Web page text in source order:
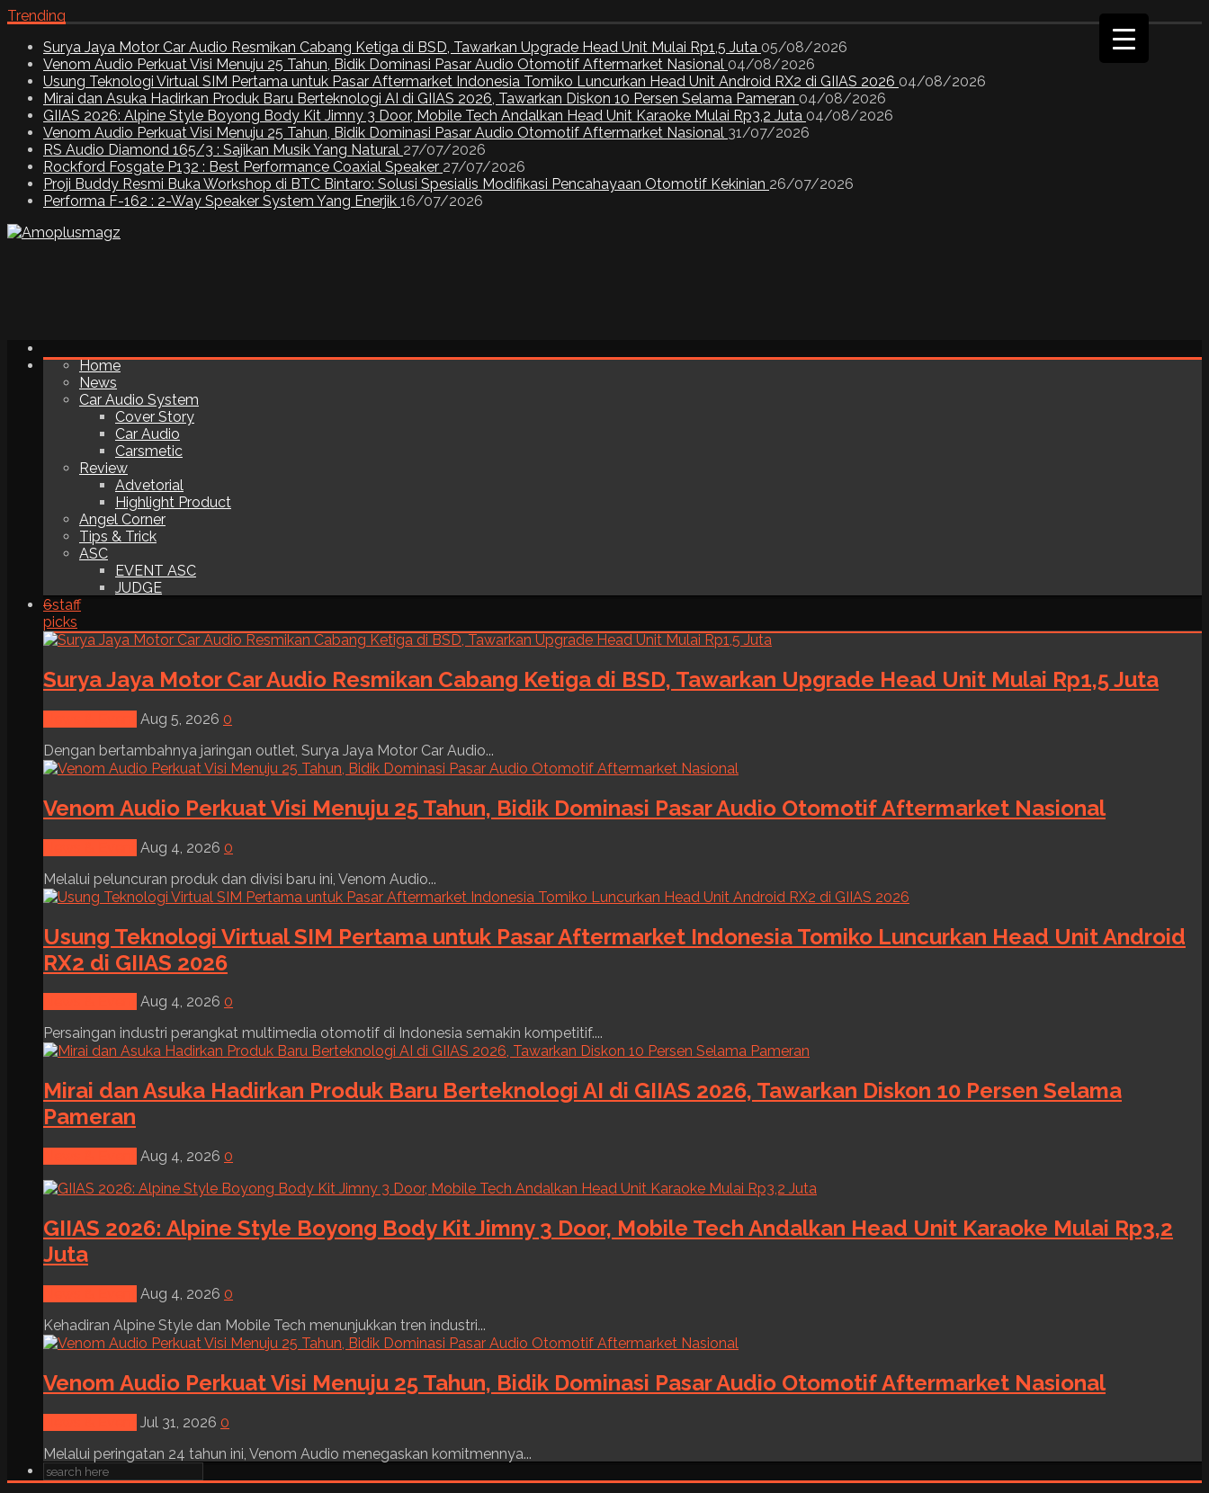
Trending
Surya Jaya Motor Car Audio Resmikan Cabang Ketiga di BSD, Tawarkan Upgrade Head Unit Mulai Rp1,5 Juta 05/08/2026
Venom Audio Perkuat Visi Menuju 25 Tahun, Bidik Dominasi Pasar Audio Otomotif Aftermarket Nasional 04/08/2026
Usung Teknologi Virtual SIM Pertama untuk Pasar Aftermarket Indonesia Tomiko Luncurkan Head Unit Android RX2 di GIIAS 2026 04/08/2026
Mirai dan Asuka Hadirkan Produk Baru Berteknologi AI di GIIAS 2026, Tawarkan Diskon 10 Persen Selama Pameran 04/08/2026
GIIAS 2026: Alpine Style Boyong Body Kit Jimny 3 Door, Mobile Tech Andalkan Head Unit Karaoke Mulai Rp3,2 Juta 04/08/2026
Venom Audio Perkuat Visi Menuju 25 Tahun, Bidik Dominasi Pasar Audio Otomotif Aftermarket Nasional 31/07/2026
RS Audio Diamond 165/3 : Sajikan Musik Yang Natural 27/07/2026
Rockford Fosgate P132 : Best Performance Coaxial Speaker 27/07/2026
Proji Buddy Resmi Buka Workshop di BTC Bintaro: Solusi Spesialis Modifikasi Pencahayaan Otomotif Kekinian 26/07/2026
Performa F-162 : 2-Way Speaker System Yang Enerjik 16/07/2026
Home
News
Car Audio System
Cover Story
Car Audio
Carsmetic
Review
Advetorial
Highlight Product
Angel Corner
Tips & Trick
ASC
EVENT ASC
JUDGE
6staff
picks
Surya Jaya Motor Car Audio Resmikan Cabang Ketiga di BSD, Tawarkan Upgrade Head Unit Mulai Rp1,5 Juta
Aug 5, 2026 0
Dengan bertambahnya jaringan outlet, Surya Jaya Motor Car Audio...
Venom Audio Perkuat Visi Menuju 25 Tahun, Bidik Dominasi Pasar Audio Otomotif Aftermarket Nasional
Aug 4, 2026 0
Melalui peluncuran produk dan divisi baru ini, Venom Audio...
Usung Teknologi Virtual SIM Pertama untuk Pasar Aftermarket Indonesia Tomiko Luncurkan Head Unit Android
RX2 di GIIAS 2026
Aug 4, 2026 0
Persaingan industri perangkat multimedia otomotif di Indonesia semakin kompetitif....
Mirai dan Asuka Hadirkan Produk Baru Berteknologi AI di GIIAS 2026, Tawarkan Diskon 10 Persen Selama
Pameran
Aug 4, 2026 0
GIIAS 2026: Alpine Style Boyong Body Kit Jimny 3 Door, Mobile Tech Andalkan Head Unit Karaoke Mulai Rp3,2
Juta
Aug 4, 2026 0
Kehadiran Alpine Style dan Mobile Tech menunjukkan tren industri...
Venom Audio Perkuat Visi Menuju 25 Tahun, Bidik Dominasi Pasar Audio Otomotif Aftermarket Nasional
Jul 31, 2026 0
Melalui peringatan 24 tahun ini, Venom Audio menegaskan komitmennya...